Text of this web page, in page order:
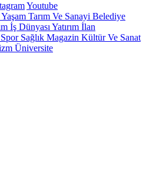
Youtube
Yaşam Tarım Ve Sanayi Belediye
İş Dünyası Yatırım İlan
SporSağlık Magazin Kültür Ve Sanat
Üniversite